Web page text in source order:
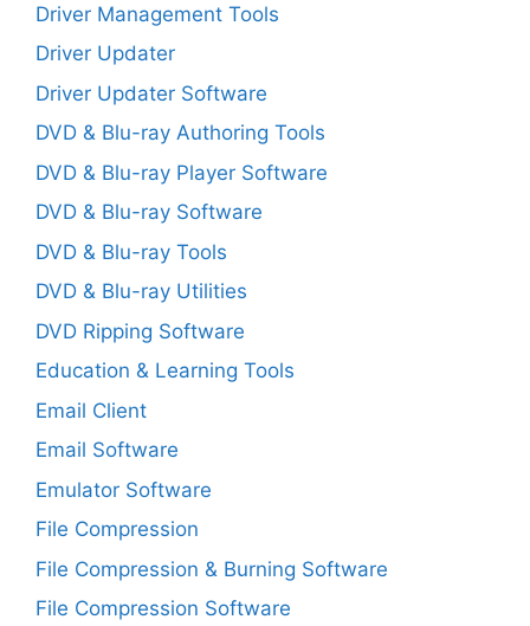
Driver Management Tools
Driver Updater
Driver Updater Software
DVD & Blu-ray Authoring Tools
DVD & Blu-ray Player Software
DVD & Blu-ray Software
DVD & Blu-ray Tools
DVD & Blu-ray Utilities
DVD Ripping Software
Education & Learning Tools
Email Client
Email Software
Emulator Software
File Compression
File Compression & Burning Software
File Compression Software